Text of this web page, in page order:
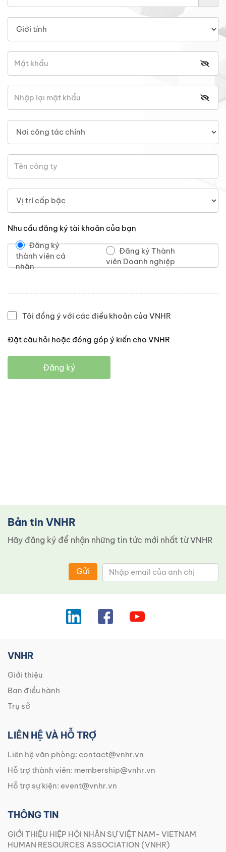
Nhu cầu đăng ký tài khoản của bạn
Đăng ký
thành viên cá
nhân
Đăng ký Thành
viên Doanh nghiệp
Tôi đồng ý với các điều khoản của VNHR
Đặt câu hỏi hoặc đóng góp ý kiến cho VNHR
Đăng ký
Bản tin VNHR
Hãy đăng ký để nhận những tin tức mới nhất từ ​​VNHR
Gửi
VNHR
Giới thiệu
Ban điều hành
Trụ sở
LIÊN HỆ VÀ HỖ TRỢ
Liên hệ văn phòng: contact@vnhr.vn
Hỗ trợ thành viên: membership@vnhr.vn
Hỗ trợ sự kiện: event@vnhr.vn
THÔNG TIN
GIỚI THIỆU HIỆP HỘI NHÂN SỰ VIỆT NAM- VIETNAM
HUMAN RESOURCES ASSOCIATION (VNHR)